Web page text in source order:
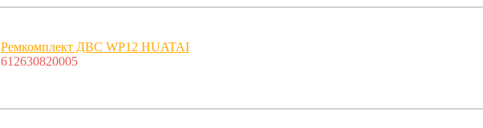
Ремкомплект ДВС WP12 HUATAI
612630820005